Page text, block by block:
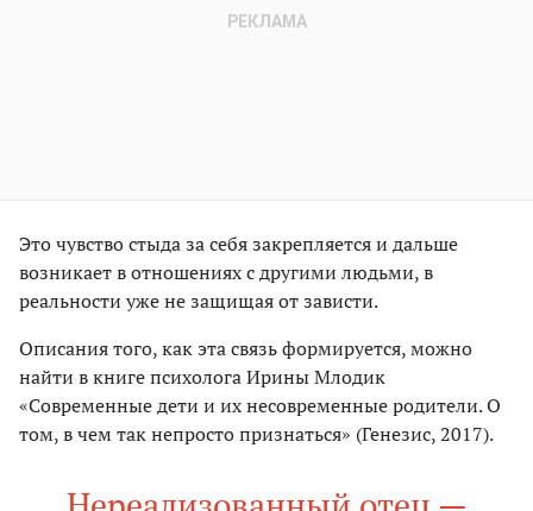
Это чувство стыда за себя закрепляется и дальше
возникает в отношениях с другими людьми, в
реальности уже не защищая от зависти.
Описания того, как эта связь формируется, можно
найти в книге психолога Ирины Млодик
«Современные дети и их несовременные родители. О
том, в чем так непросто признаться» (Генезис, 2017).